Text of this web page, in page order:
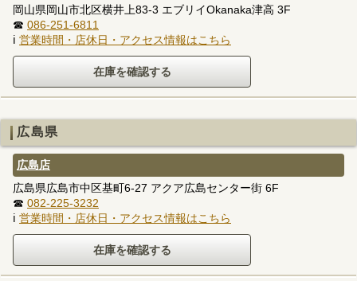
岡山県岡山市北区横井上83-3 エブリイOkanaka津高 3F
☎ 086-251-6811
ℹ 営業時間・店休日・アクセス情報はこちら
広島県
広島店
広島県広島市中区基町6-27 アクア広島センター街 6F
☎ 082-225-3232
ℹ 営業時間・店休日・アクセス情報はこちら